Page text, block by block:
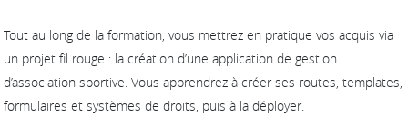
Tout au long de la formation, vous mettrez en pratique vos acquis via
un projet fil rouge : la création d’une application de gestion
d’association sportive. Vous apprendrez à créer ses routes, templates,
formulaires et systèmes de droits, puis à la déployer.